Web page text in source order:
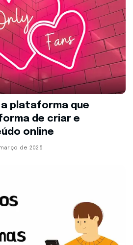
a plataforma que
de criar e
online
de 2025